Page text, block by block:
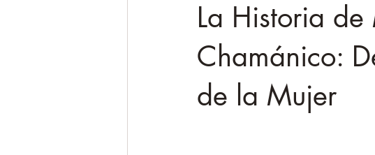
La Historia
Chamánico:
de la Mujer